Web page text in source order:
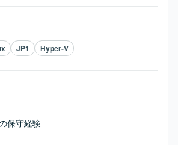
JP1 Hyper-V
保守経験